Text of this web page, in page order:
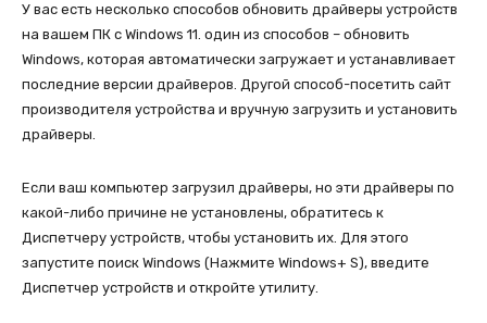
У вас есть несколько способов обновить драйверы устройств
на вашем ПК с Windows 11. один из способов – обновить
Windows, которая автоматически загружает и устанавливает
последние версии драйверов. Другой способ-посетить сайт
производителя устройства и вручную загрузить и установить
драйверы.
Если ваш компьютер загрузил драйверы, но эти драйверы по
какой-либо причине не установлены, обратитесь к
Диспетчеру устройств, чтобы установить их. Для этого
запустите поиск Windows (Нажмите Windows+ S), введите
Диспетчер устройств и откройте утилиту.